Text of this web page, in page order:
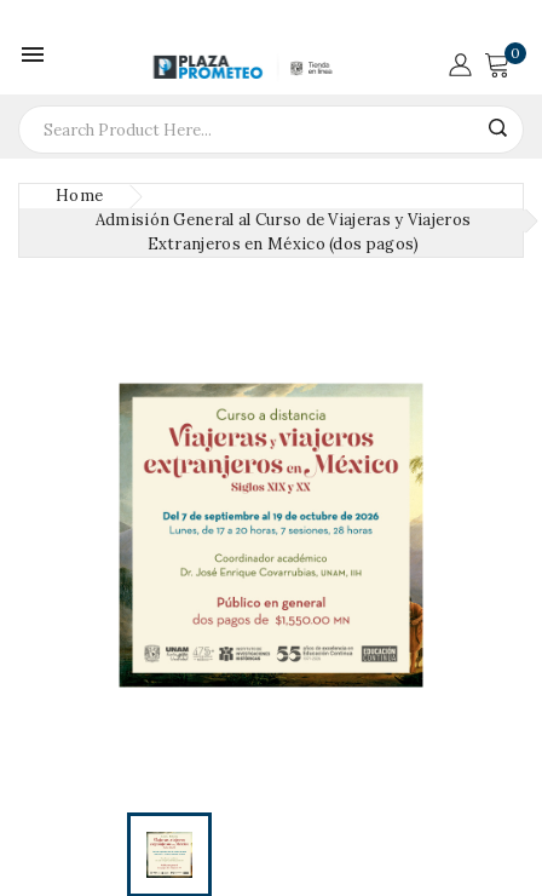
 0
Home
Admisión General al Curso de Viajeras y Viajeros
Extranjeros en México (dos pagos)